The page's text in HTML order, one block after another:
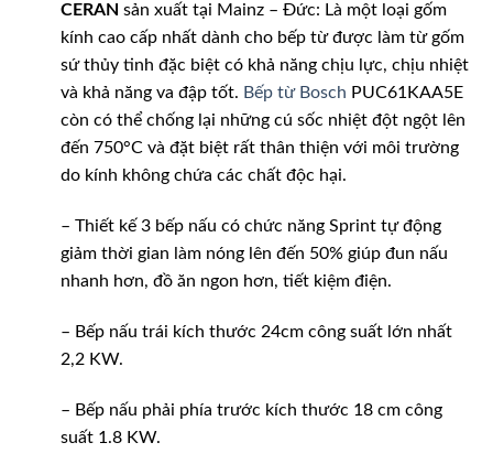
CERAN sản xuất tại Mainz – Đức: Là một loại gốm
kính cao cấp nhất dành cho bếp từ được làm từ gốm
sứ thủy tinh đặc biệt có khả năng chịu lực, chịu nhiệt
và khả năng va đập tốt. Bếp từ Bosch PUC61KAA5E
còn có thể chống lại những cú sốc nhiệt đột ngột lên
đến 750°C và đặt biệt rất thân thiện với môi trường
do kính không chứa các chất độc hại.
– Thiết kế 3 bếp nấu có chức năng Sprint tự động
giảm thời gian làm nóng lên đến 50% giúp đun nấu
nhanh hơn, đồ ăn ngon hơn, tiết kiệm điện.
– Bếp nấu trái kích thước 24cm công suất lớn nhất
2,2 KW.
– Bếp nấu phải phía trước kích thước 18 cm công
suất 1.8 KW.